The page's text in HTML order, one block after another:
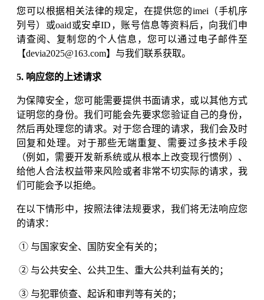
您可以根据相关法律的规定，在提供您的imei（手机序
列号）或oaid或安卓ID，账号信息等资料后，向我们申
请查阅、复制您的个人信息，您可以通过电子邮件至
【devia2025@163.com】与我们联系获取。
5. 响应您的上述请求
为保障安全，您可能需要提供书面请求，或以其他方式
证明您的身份。我们可能会先要求您验证自己的身份，
然后再处理您的请求。对于您合理的请求，我们会及时
回复和处理。对于那些无端重复、需要过多技术手段
（例如，需要开发新系统或从根本上改变现行惯例）、
给他人合法权益带来风险或者非常不切实际的请求，我
们可能会予以拒绝。
在以下情形中，按照法律法规要求，我们将无法响应您
的请求：
① 与国家安全、国防安全有关的；
② 与公共安全、公共卫生、重大公共利益有关的；
③ 与犯罪侦查、起诉和审判等有关的；